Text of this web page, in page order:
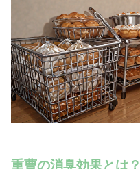
重曹の消臭効果とは？